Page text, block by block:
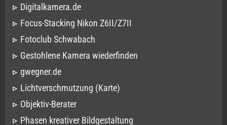
Digitalkamera.de
Focus-Stacking Nikon Z6II/Z7II
Fotoclub Schwabach
Gestohlene Kamera wiederfinden
gwegner.de
Lichtverschmutzung (Karte)
Objektiv-Berater
Phasen kreativer Bildgestaltung